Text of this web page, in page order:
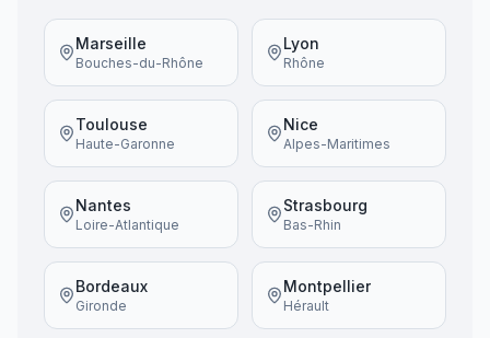
Marseille
Bouches-du-Rhône
Lyon
Rhône
Toulouse
Haute-Garonne
Nice
Alpes-Maritimes
Nantes
Loire-Atlantique
Strasbourg
Bas-Rhin
Bordeaux
Gironde
Montpellier
Hérault